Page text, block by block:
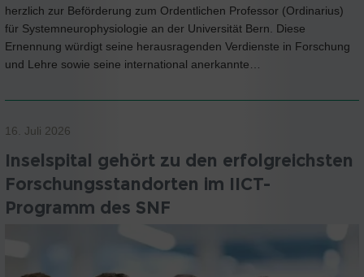
herzlich zur Beförderung zum Ordentlichen Professor (Ordinarius)
für Systemneurophysiologie an der Universität Bern. Diese
Ernennung würdigt seine herausragenden Verdienste in Forschung
und Lehre sowie seine international anerkannte…
16. Juli 2026
Inselspital gehört zu den erfolgreichsten
Forschungsstandorten im IICT-
Programm des SNF